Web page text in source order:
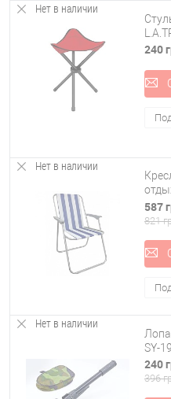
Нет в наличии
240
Нет в наличии
587
821
Нет в наличии
SY-
240
396